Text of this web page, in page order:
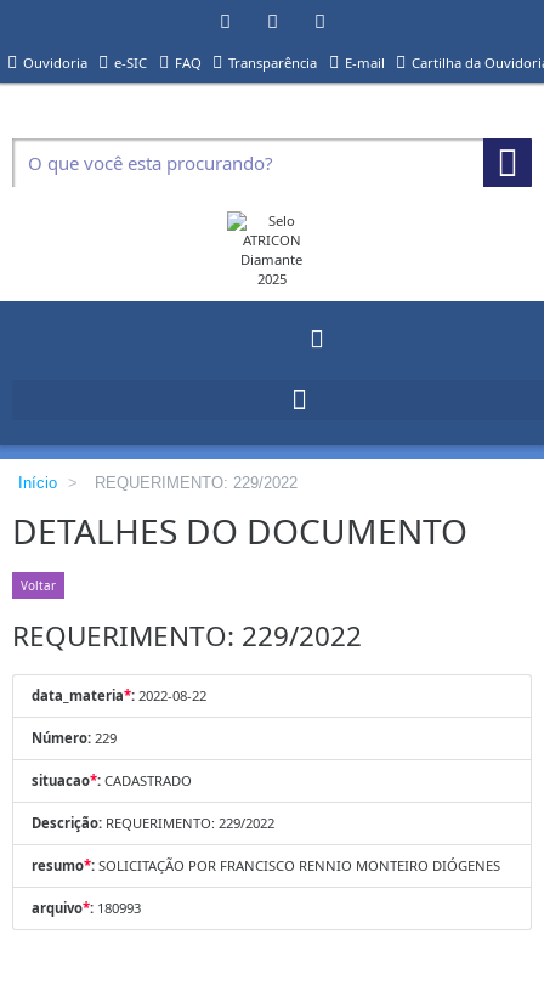
Ouvidoria e-SIC FAQ Transparência E-mail Cartilha da
Início > REQUERIMENTO: 229/2022
DETALHES DO DOCUMENTO
Voltar
REQUERIMENTO: 229/2022
data_materia*: 2022-08-22
Número: 229
situacao*: CADASTRADO
Descrição: REQUERIMENTO: 229/2022
resumo*: SOLICITAÇÃO POR FRANCISCO RENNIO MONTEIRO DIÓGENES
arquivo*: 180993